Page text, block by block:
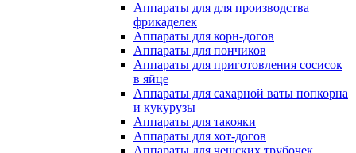
Аппараты для для производства
фрикаделек
Аппараты для корн-догов
Аппараты для пончиков
Аппараты для приготовления сосисок
в яйце
Аппараты для сахарной ваты попкорна
и кукурузы
Аппараты для такояки
Аппараты для хот-догов
Аппараты для чешских трубочек